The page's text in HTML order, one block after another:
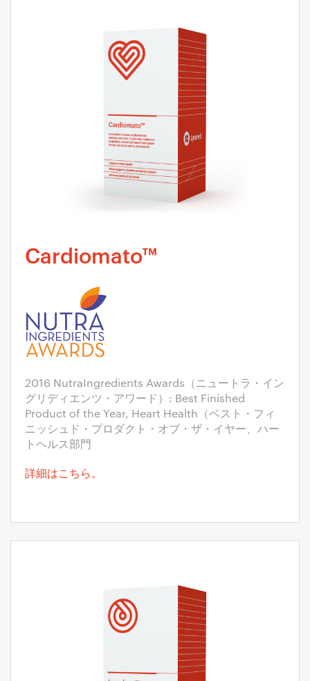
Cardiomato™
2016 NutraIngredients Awards（ニュートラ・イン
グリディエンツ・アワード）: Best Finished
Product of the Year, Heart Health（ベスト・フィ
ニッシュド・プロダクト・オブ・ザ・イヤー、ハー
トヘルス部門
詳細はこちら。